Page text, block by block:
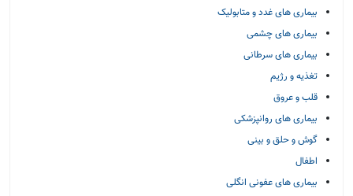
بیماری های غدد و متابولیک
بیماری های چشمی
بیماری های سرطانی
تغذیه و رژیم
قلب و عروق
بیماری های روانپزشکی
گوش و حلق و بینی
اطفال
بیماری های عفونی انگلی